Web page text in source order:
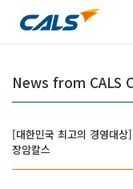
News from CALS
[대한민국 최고의 경영대
장암칼스